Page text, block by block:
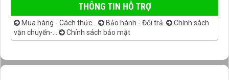
THÔNG TIN HỖ TRỢ
Mua hàng - Cách thức... Bảo hành - Đổi trả.
Chính sách
vận chuyển-...
Chính sách bảo mật